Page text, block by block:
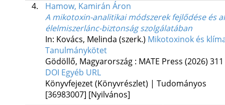
4.
Hamow, Kamirán Áron
A mikotoxin-analitikai módszerek fejlődése és
élelmiszerlánc-biztonság szolgálatában
In: Kovács, Melinda (szerk.) Mikotoxinok és
Tanulmánykötet
Gödöllő, Magyarország : MATE Press (2026)
DOI Egyéb URL
Könyvfejezet (Könyvrészlet) | Tudományos
[36983007] [Nyilvános]